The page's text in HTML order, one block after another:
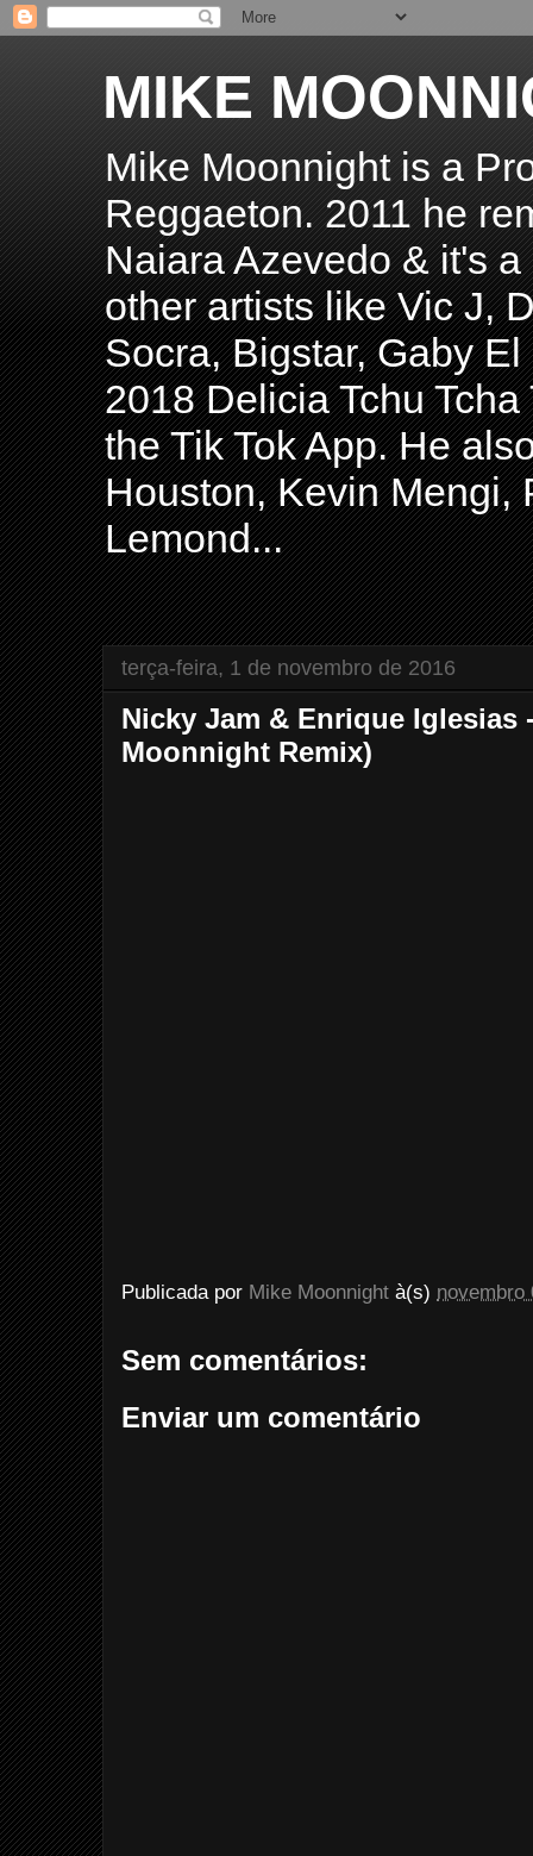
MIKE
Mike Moonnight is a
Reggaeton. 2011 he
Naiara Azevedo & it's
other artists like Vic J,
Socra, Bigstar, Gaby
2018 Delicia Tchu
the Tik Tok App. He
Houston, Kevin Mengi,
Lemond...
terça-feira, 1 de novembro de 2016
Nicky Jam & Enrique Iglesias
Moonnight Remix)
Publicada por Mike Moonnight à(s) novembro
Sem comentários:
Enviar um comentário